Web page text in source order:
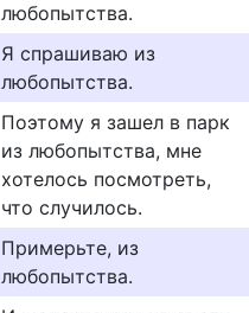
любопытства.
Я спрашиваю из
любопытства.
Поэтому я зашел в парк
из любопытства, мне
хотелось посмотреть,
что случилось.
Примерьте, из
любопытства.